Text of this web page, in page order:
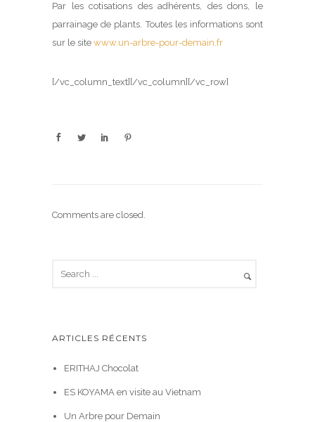
Par les cotisations des adhérents, des dons, le
parrainage de plants. Toutes les informations sont
sur le site www.un-arbre-pour-demain.fr
[/vc_column_text][/vc_column][/vc_row]
Comments are closed.
ARTICLES RÉCENTS
ERITHAJ Chocolat
ES KOYAMA en visite au Vietnam
Un Arbre pour Demain